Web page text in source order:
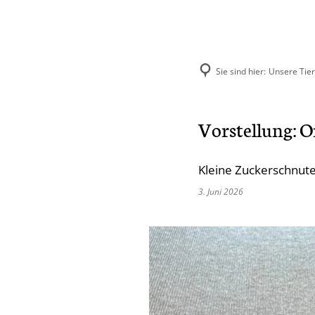
Aktuelles
Sie sind hier: Unsere
Vorstellung:
Kleine
3. Juni 2026